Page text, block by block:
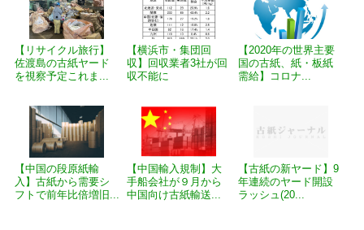
【リサイクル旅行】
佐渡島の古紙ヤード
を視察予定これま...
【横浜市・集団回
収】回収業者3社が回
収不能に
【2020年の世界主要
国の古紙、紙・板紙
需給】コロナ...
【中国の段原紙輸
入】古紙から需要シ
フトで前年比倍増旧...
【中国輸入規制】大
手船会社が９月から
中国向け古紙輸送...
【古紙の新ヤード】9
年連続のヤード開設
ラッシュ(20...